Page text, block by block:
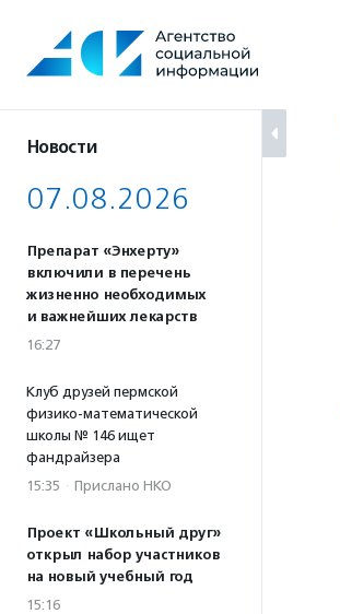
содержанию
Новости
07.08.2026
Препарат «Энхерту»
включили в перечень
жизненно необходимых
и важнейших лекарств
16:27
Клуб друзей пермской
физико-математической
школы № 146 ищет
фандрайзера
15:35 · Прислано НКО
Проект «Школьный друг»
открыл набор участников
на новый учебный год
15:16